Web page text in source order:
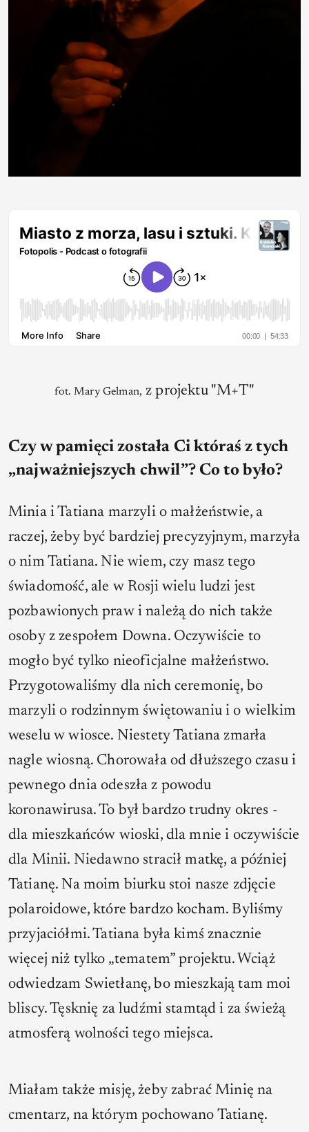
fot. Mary Gelman, z projektu "M+T"
Czy w pamięci została Ci któraś z tych
„najważniejszych chwil”? Co to było?
Minia i Tatiana marzyli o małżeństwie, a
raczej, żeby być bardziej precyzyjnym, marzyła
o nim Tatiana. Nie wiem, czy masz tego
świadomość, ale w Rosji wielu ludzi jest
pozbawionych praw i należą do nich także
osoby z zespołem Downa. Oczywiście to
mogło być tylko nieoficjalne małżeństwo.
Przygotowaliśmy dla nich ceremonię, bo
marzyli o rodzinnym świętowaniu i o wielkim
weselu w wiosce. Niestety Tatiana zmarła
nagle wiosną. Chorowała od dłuższego czasu i
pewnego dnia odeszła z powodu
koronawirusa. To był bardzo trudny okres -
dla mieszkańców wioski, dla mnie i oczywiście
dla Minii. Niedawno stracił matkę, a później
Tatianę. Na moim biurku stoi nasze zdjęcie
polaroidowe, które bardzo kocham. Byliśmy
przyjaciółmi. Tatiana była kimś znacznie
więcej niż tylko „tematem” projektu. Wciąż
odwiedzam Swietłanę, bo mieszkają tam moi
bliscy. Tęsknię za ludźmi stamtąd i za świeżą
atmosferą wolności tego miejsca.
Miałam także misję, żeby zabrać Minię na
cmentarz, na którym pochowano Tatianę.